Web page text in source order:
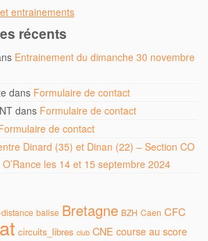
entrainements
récents
Entrainement du dimanche 30 novembre
dans Formulaire de contact
dans Formulaire de contact
de contact
Dinard (35) et Dinan (22) – Section CO
O’Rance les 14 et 15 septembre 2024
balise Bretagne BZH Caen CFC
circuits_libres club CNE course au score